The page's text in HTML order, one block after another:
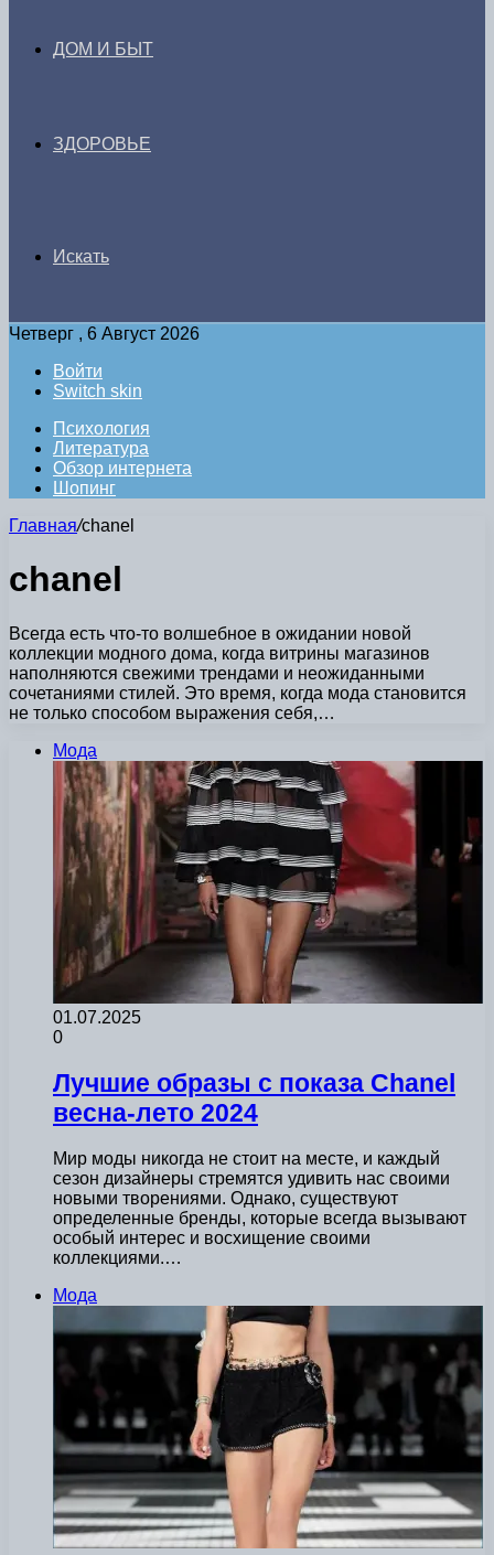
ДОМ И БЫТ
ЗДОРОВЬЕ
Искать
Четверг , 6 Август 2026
Войти
Switch skin
Психология
Литература
Обзор интернета
Шопинг
Главная/chanel
chanel
Всегда есть что-то волшебное в ожидании новой
коллекции модного дома, когда витрины магазинов
наполняются свежими трендами и неожиданными
сочетаниями стилей. Это время, когда мода становится
не только способом выражения себя,…
Мода
01.07.2025
0
Лучшие образы с показа Chanel
весна-лето 2024
Мир моды никогда не стоит на месте, и каждый
сезон дизайнеры стремятся удивить нас своими
новыми творениями. Однако, существуют
определенные бренды, которые всегда вызывают
особый интерес и восхищение своими
коллекциями.…
Мода